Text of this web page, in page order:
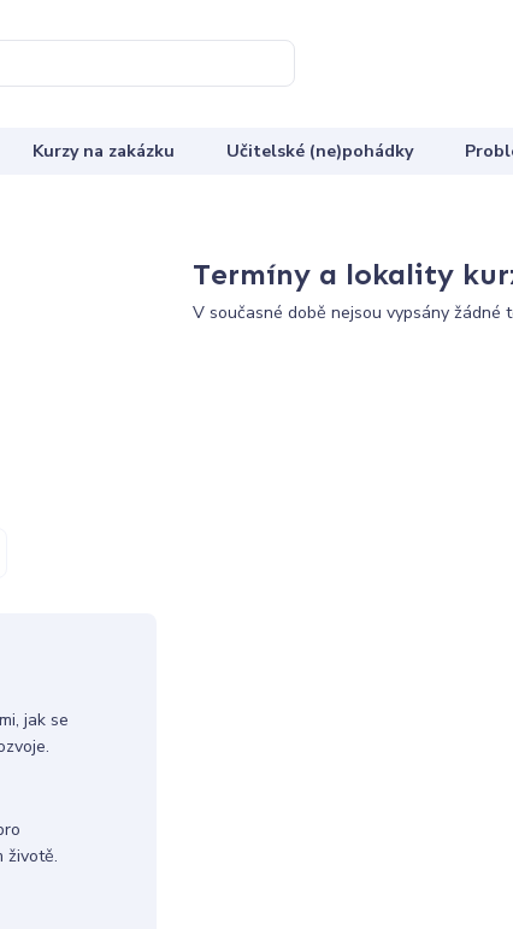
Kurzy na zakázku Učitelské (ne)pohádky
jak se
životě.
Termíny a lokality
V současné době nejsou vypsány žádné